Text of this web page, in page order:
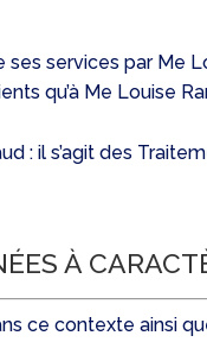
services par Me
qu’à Me Louise
: il s’agit des
À
ce contexte ainsi